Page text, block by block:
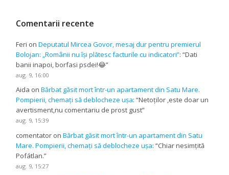
Comentarii recente
Feri onDeputatul Mircea Govor, mesaj dur pentru premierul
Bolojan: „Românii nu își plătesc facturile cu indicatori”: “Dati
banii inapoi, borfasi psdei!😂”
aug. 9, 16:00
Aida onBărbat găsit mort într-un apartament din Satu Mare.
Pompierii, chemați să deblocheze ușa: “Netoților ,este doar un
avertisment,nu comentariu de prost gust”
aug. 9, 15:39
comentator onBărbat găsit mort într-un apartament din Satu
Mare. Pompierii, chemați să deblocheze ușa: “Chiar nesimțită
Pofátlan.”
aug. 9, 15:27